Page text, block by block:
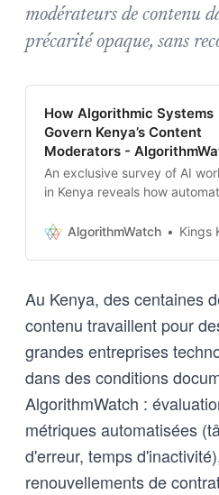
modérateurs de contenu
précarité opaque, sans
How Algorithmic Systems
Govern Kenya’s Content
Moderators -
An exclusive survey of AI
in Kenya reveals how
livelihoods. Unions and
AlgorithmWatch Kings
Au Kenya, des centaines
contenu travaillent pour
grandes entreprises
dans des conditions
AlgorithmWatch :
métriques automatisées
d'erreur, temps
renouvellements de